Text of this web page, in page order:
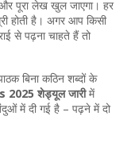
और पूरा लेख खुल जाएगा। हर
होती है। अगर आप किसी
से पढ़ना चाहते हैं तो
बिना कठिन शब्दों के
2025 शेड्यूल जारीमें
में दी गई है – पढ़ने में दो